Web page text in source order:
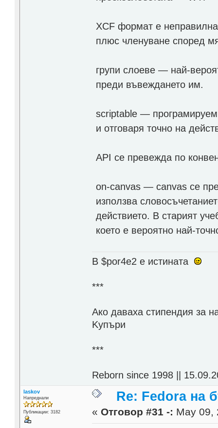
XCF формат е
плюс членуване според
групи слоеве — най-
преди въвеждането им.
scriptable —
и отговаря точно на
API се превежда по
on-canvas — canvas се
използва
действието. В старият
което е вероятно най-
В $por4e2 e истината
***
Aко даваха стипендия за
Kупъри
***
Reborn since 1998 ||
laskov
Напреднали
Публикации: 3182
Re: Fedora на
« Отговор #31 -: May 09,